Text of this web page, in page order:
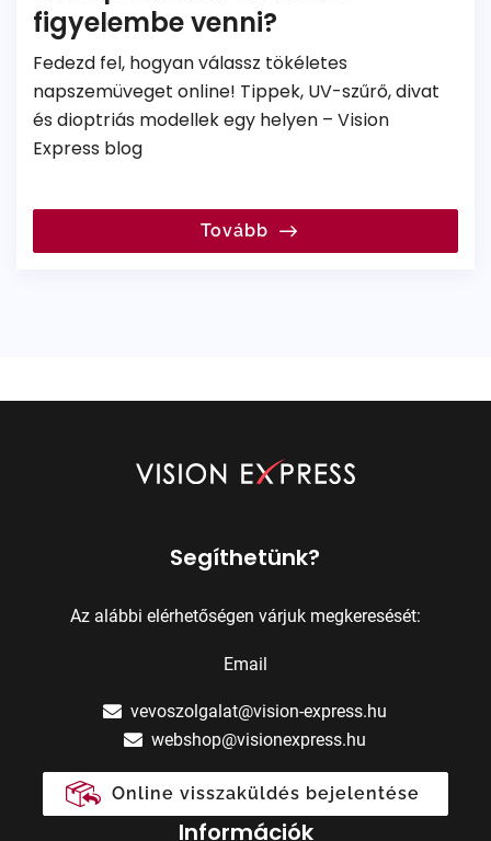
figyelembe venni?
Fedezd fel, hogyan válassz tökéletes
napszemüveget online! Tippek, UV-szűrő, divat
és dioptriás modellek egy helyen – Vision
Express blog
Tovább
Segíthetünk?
Az alábbi elérhetőségen várjuk megkeresését:
Email
vevoszolgalat@vision-express.hu
webshop@visionexpress.hu
Online visszaküldés bejelentése
Információk